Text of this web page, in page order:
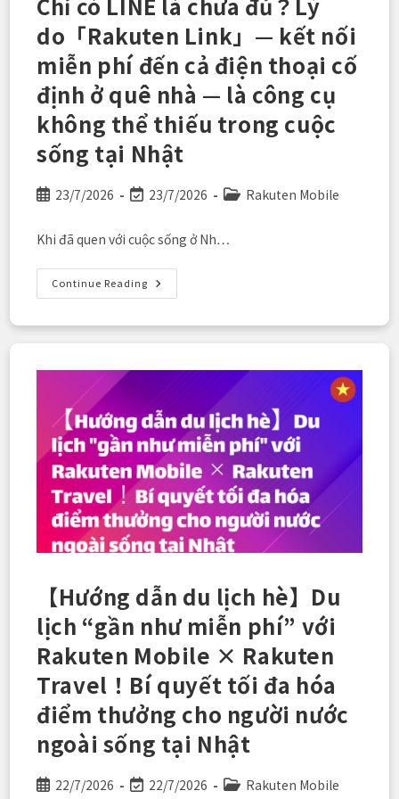
Bản
do「Rakuten Link」— kết nối
miễn phí đến cả điện thoại cố
định ở quê nhà — là công cụ
không thể thiếu trong cuộc
sống tại Nhật
Post23/7/2026
Post
modified:
23/7/2026
PostRakuten Mobile
Khi đã quen với cuộc sống ở Nh…
Continue Reading Chỉ
Có
Chưa
Do「Rakuten
Kết
Nối
Miễn
Phí
Đến
Cả
Điện
Thoại
Cố
Định
Ở
Quê
Nhà
Là
Công
Cụ
Không
Thể
Thiếu
Trong
Cuộc
Sống
Tại
Nhật
【Hướng dẫn du lịch hè】Du
lịch “gần như miễn phí” với
Rakuten Mobile × Rakuten
Travel！Bí quyết tối đa hóa
điểm thưởng cho người nước
ngoài sống tại Nhật
Post22/7/2026
Post22/7/2026
PostRakuten Mobile